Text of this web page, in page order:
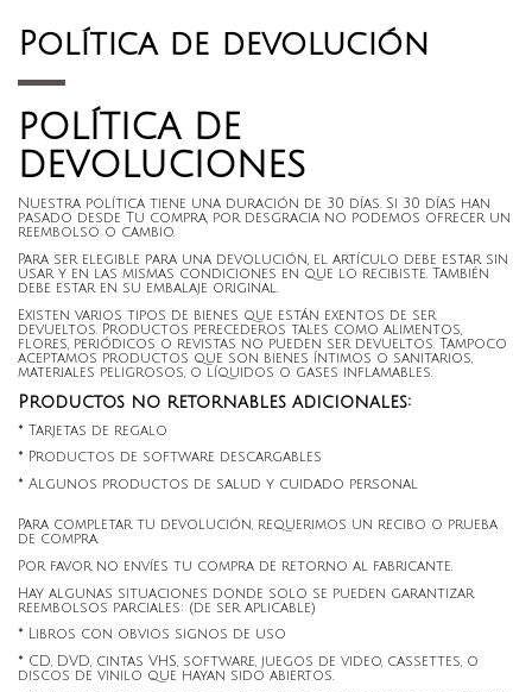
Política de devolución
POLÍTICA DE
DEVOLUCIONES
Nuestra política tiene una duración de 30 días. Si 30 días han
pasado desde Tu compra, por desgracia no podemos ofrecer un
reembolso o cambio.
Para ser elegible para una devolución, el artículo debe estar sin
usar y en las mismas condiciones en que lo recibiste. También
debe estar en su embalaje original.
Existen varios tipos de bienes que están exentos de ser
devueltos. Productos perecederos tales como alimentos,
flores, periódicos o revistas no pueden ser devueltos. Tampoco
aceptamos productos que son bienes íntimos o sanitarios,
materiales peligrosos, o líquidos o gases inflamables.
Productos no retornables adicionales:
* Tarjetas de regalo
* Productos de software descargables
* Algunos productos de salud y cuidado personal
Para completar tu devolución, requerimos un recibo o prueba
de compra.
Por favor no envíes tu compra de retorno al fabricante.
Hay algunas situaciones donde solo se pueden garantizar
reembolsos parciales: (de ser aplicable)
* Libros con obvios signos de uso
* CD, DVD, cintas VHS, software, juegos de video, cassettes, o
discos de vinilo que hayan sido abiertos.